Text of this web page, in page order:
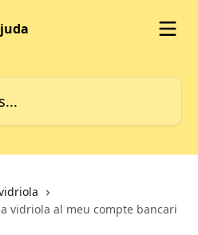
vidriola al meu compte bancari